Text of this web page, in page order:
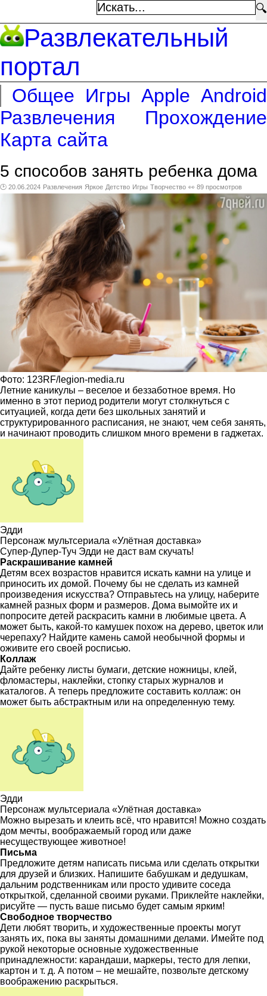
🔍
Развлекательный
портал
Общее Игры Apple Android
Развлечения
Прохождение
Карта сайта
5 способов занять ребенка дома
🕑 20.06.2024 Развлечения Яркое Детство Игры Творчество 👀 89 просмотров
Фото: 123RF/legion-media.ru
Летние каникулы – веселое и беззаботное время. Но
именно в этот период родители могут столкнуться с
ситуацией, когда дети без школьных занятий и
структурированного расписания, не знают, чем себя занять,
и начинают проводить слишком много времени в гаджетах.
Эдди
Персонаж мультсериала «Улётная доставка»
Супер-Дупер-Туч Эдди не даст вам скучать!
Раскрашивание камней
Детям всех возрастов нравится искать камни на улице и
приносить их домой. Почему бы не сделать из камней
произведения искусства? Отправьтесь на улицу, наберите
камней разных форм и размеров. Дома вымойте их и
попросите детей раскрасить камни в любимые цвета. А
может быть, какой-то камушек похож на дерево, цветок или
черепаху? Найдите камень самой необычной формы и
оживите его своей росписью.
Коллаж
Дайте ребенку листы бумаги, детские ножницы, клей,
фломастеры, наклейки, стопку старых журналов и
каталогов. А теперь предложите составить коллаж: он
может быть абстрактным или на определенную тему.
Эдди
Персонаж мультсериала «Улётная доставка»
Можно вырезать и клеить всё, что нравится! Можно создать
дом мечты, воображаемый город или даже
несуществующее животное!
Письма
Предложите детям написать письма или сделать открытки
для друзей и близких. Напишите бабушкам и дедушкам,
дальним родственникам или просто удивите соседа
открыткой, сделанной своими руками. Приклейте наклейки,
рисуйте — пусть ваше письмо будет самым ярким!
Свободное творчество
Дети любят творить, и художественные проекты могут
занять их, пока вы заняты домашними делами. Имейте под
рукой некоторые основные художественные
принадлежности: карандаши, маркеры, тесто для лепки,
картон и т. д. А потом – не мешайте, позвольте детскому
воображению раскрыться.